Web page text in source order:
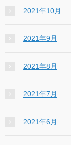
2021年10月
2021年9月
2021年8月
2021年7月
2021年6月